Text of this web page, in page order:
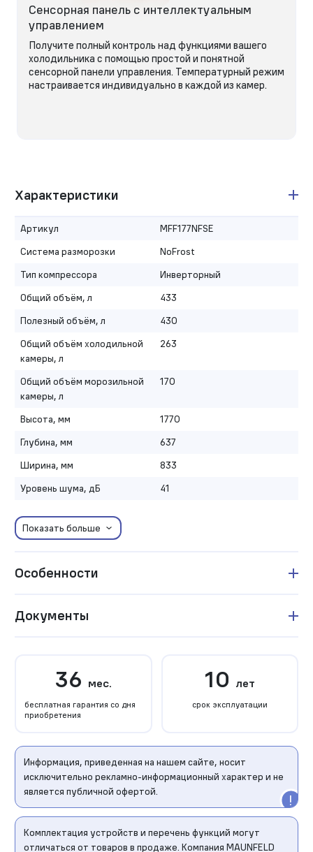
Сенсорная панель с интеллектуальным
управлением
Получите полный контроль над функциями вашего
холодильника с помощью простой и понятной
сенсорной панели управления. Температурный режим
настраивается индивидуально в каждой из камер.
Характеристики
Артикул
MFF177NFSE
Система разморозки
NoFrost
Тип компрессора
Инверторный
Общий объём, л
433
Полезный объём, л
430
Общий объём холодильной
камеры, л
263
Общий объём морозильной
камеры, л
170
Высота, мм
1770
Глубина, мм
637
Ширина, мм
833
Уровень шума, дБ
41
Показать больше
Особенности
Документы
36 мес.
бесплатная гарантия со дня
приобретения
10 лет
срок эксплуатации
Информация, приведенная на нашем сайте, носит
исключительно рекламно-информационный характер и не
является публичной офертой.
Комплектация устройств и перечень функций могут
отличаться от товаров в продаже. Компания MAUNFELD